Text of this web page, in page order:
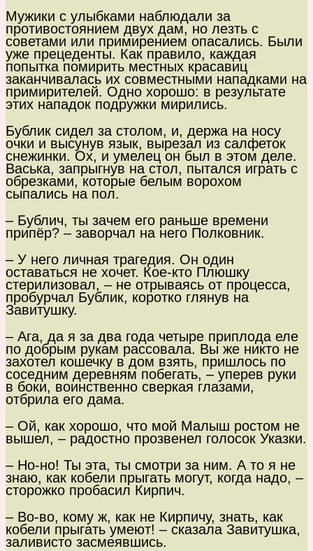
Мужики с улыбками наблюдали за
противостоянием двух дам, но лезть с
советами или примирением опасались. Были
уже прецеденты. Как правило, каждая
попытка помирить местных красавиц
заканчивалась их совместными нападками на
примирителей. Одно хорошо: в результате
этих нападок подружки мирились.
Бублик сидел за столом, и, держа на носу
очки и высунув язык, вырезал из салфеток
снежинки. Ох, и умелец он был в этом деле.
Васька, запрыгнув на стол, пытался играть с
обрезками, которые белым ворохом
сыпались на пол.
– Бублич, ты зачем его раньше времени
припёр? – заворчал на него Полковник.
– У него личная трагедия. Он один
оставаться не хочет. Кое-кто Плюшку
стерилизовал, – не отрываясь от процесса,
пробурчал Бублик, коротко глянув на
Завитушку.
– Ага, да я за два года четыре приплода еле
по добрым рукам рассовала. Вы же никто не
захотел кошечку в дом взять, пришлось по
соседним деревням побегать, – уперев руки
в боки, воинственно сверкая глазами,
отбрила его дама.
– Ой, как хорошо, что мой Малыш ростом не
вышел, – радостно прозвенел голосок Указки.
– Но-но! Ты эта, ты смотри за ним. А то я не
знаю, как кобели прыгать могут, когда надо, –
сторожко пробасил Кирпич.
– Во-во, кому ж, как не Кирпичу, знать, как
кобели прыгать умеют! – сказала Завитушка,
заливисто засмеявшись.